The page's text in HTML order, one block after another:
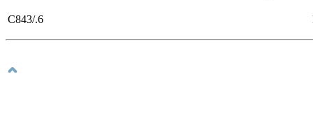
C843/.6